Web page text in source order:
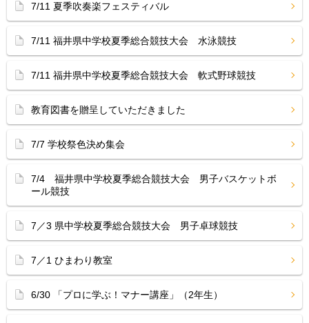
7/11 夏季吹奏楽フェスティバル
7/11 福井県中学校夏季総合競技大会 水泳競技
7/11 福井県中学校夏季総合競技大会 軟式野球競技
教育図書を贈呈していただきました
7/7 学校祭色決め集会
7/4 福井県中学校夏季総合競技大会 男子バスケットボ
ール競技
7／3 県中学校夏季総合競技大会 男子卓球競技
7／1 ひまわり教室
6/30 「プロに学ぶ！マナー講座」（2年生）